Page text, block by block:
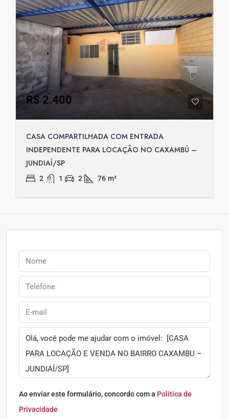
R$ 2.400
CASA COMPARTILHADA COM ENTRADA
INDEPENDENTE PARA LOCAÇÃO NO CAXAMBÚ –
JUNDIAÍ/SP
2 1 2 76 m²
Ao enviar este formulário, concordo com a Política de
Privacidade